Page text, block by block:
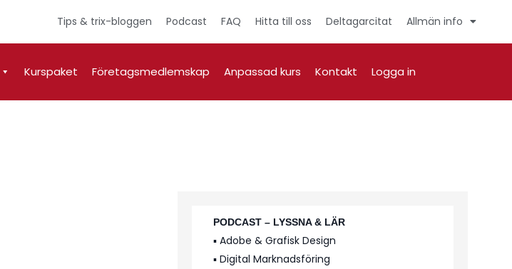
Tips & trix-bloggen Podcast FAQ Hitta till oss Deltagarcitat Allmän info
Kurspaket Företagsmedlemskap Anpassad kurs Kontakt Logga in
PODCAST – LYSSNA & LÄR
▪️ Adobe & Grafisk Design
▪️ Digital Marknadsföring